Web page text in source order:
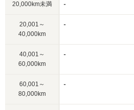
20,000km未満 -
20,001～
40,000km
-
40,001～
60,000km
-
60,001～
80,000km
-